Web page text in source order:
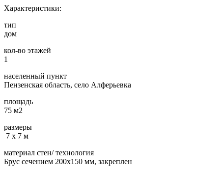
Характеристики:
тип
дом
кол-во этажей
1
населенный пункт
Пензенская область, село Алферьевка
площадь
75 м2
размеры
7 х 7 м
материал стен/ технология
Брус сечением 200х150 мм, закреплен